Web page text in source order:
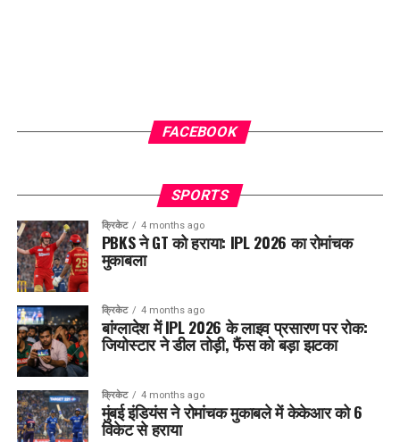
FACEBOOK
SPORTS
क्रिकेट 4 months ago
PBKS ने GT को हराया: IPL 2026 का रोमांचक
मुकाबला
क्रिकेट 4 months ago
बांग्लादेश में IPL 2026 के लाइव प्रसारण पर रोक:
जियोस्टार ने डील तोड़ी, फैंस को बड़ा झटका
क्रिकेट 4 months ago
मुंबई इंडियंस ने रोमांचक मुकाबले में केकेआर को 6
विकेट से हराया